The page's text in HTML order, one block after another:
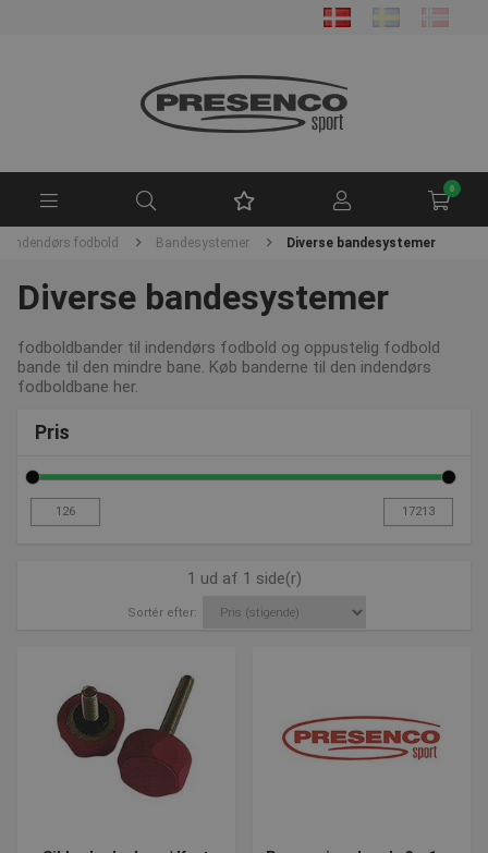
0
Indendørs fodbold Bandesystemer Diverse bandesystemer
Diverse bandesystemer
fodboldbander til indendørs fodbold og oppustelig fodbold
bande til den mindre bane. Køb banderne til den indendørs
fodboldbane her.
Pris
1 ud af 1 side(r)
Sortér efter: